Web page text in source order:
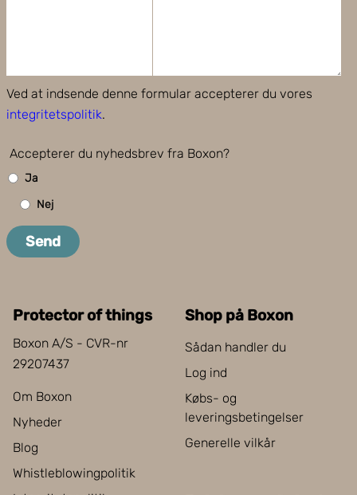
Ved at indsende denne formular accepterer du vores
integritetspolitik.
Accepterer du nyhedsbrev fra Boxon?
Ja
Nej
Send
Protector of things
Boxon A/S - CVR-nr
29207437
Om Boxon
Nyheder
Blog
Whistleblowingpolitik
Shop på Boxon
Sådan handler du
Log ind
Købs- og
leveringsbetingelser
Generelle vilkår